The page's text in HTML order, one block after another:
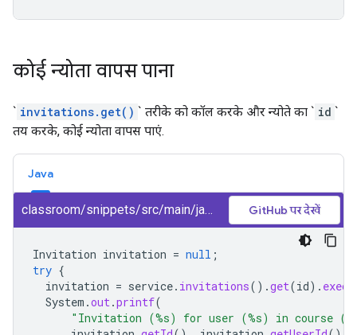
कोई न्योता वापस पाना
` invitations.get() ` तरीके को कॉल करके और न्योते का ` id `
तय करके, कोई न्योता वापस पाएं.
Java
classroom/snippets/src/main/java/GetInvitation.java GitHub पर देखें
Invitation invitation = null ;
try {
invitation = service. invitations().get(id).
System .out.printf(
"Invitation (%s) for user (%s) in course